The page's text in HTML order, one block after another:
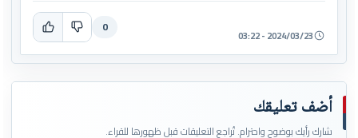
2024/03/23 - 03:22
0
أضف تعليقك
شارك رأيك بوضوح واحترام. تُراجع التعليقات قبل ظهورها للقراء.